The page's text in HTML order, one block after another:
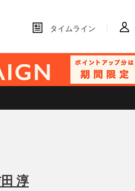
タイムライン
淳